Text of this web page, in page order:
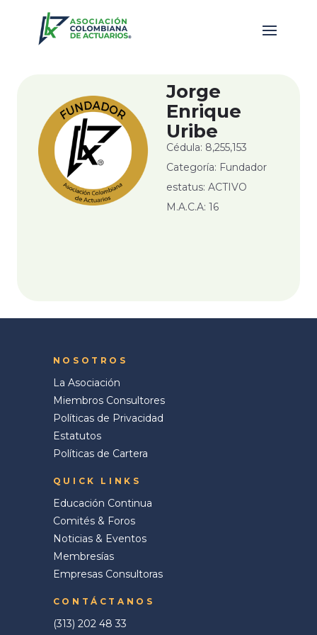
Jorge
Enrique
Uribe
Cédula: 8,255,153
Categoría: Fundador
estatus: ACTIVO
M.A.C.A: 16
NOSOTROS
La Asociación
Miembros Consultores
Políticas de Privacidad
Estatutos
Políticas de Cartera
QUICK LINKS
Educación Continua
Comités & Foros
Noticias & Eventos
Membresías
Empresas Consultoras
CONTÁCTANOS
(313) 202 48 33